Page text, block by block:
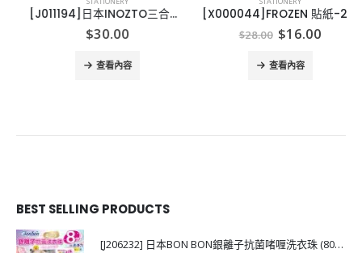
[J011194]日本INOZTO三合一迷你碎紙機
30.00
查看內容
[X000044]FROZEN 貼紙-200PCS
28.00 Original
price
was:
$28.00.
$ 16.00Current
查看內容
BEST SELLING PRODUCTS
[J206232] 日本BON BON銀離子抗菌啫喱洗衣珠 (80粒)